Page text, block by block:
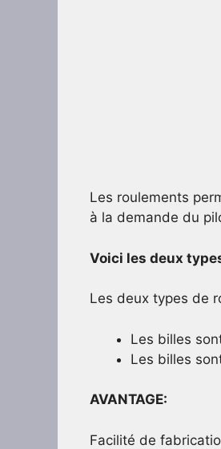
Les roulements
à la demande du
Voici les deux
Les deux types de
Les billes
Les billes
AVANTAGE:
Facilité de